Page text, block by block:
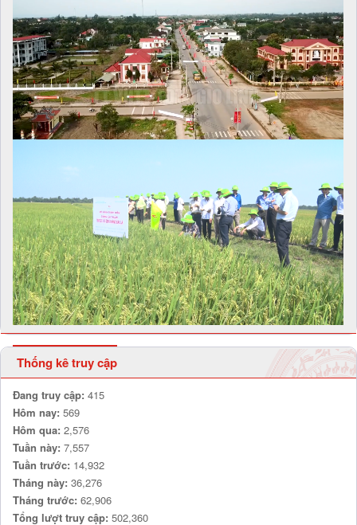
Thống kê truy cập
Đang truy cập: 415
Hôm nay: 569
Hôm qua: 2,576
Tuần này: 7,557
Tuần trước: 14,932
Tháng này: 36,276
Tháng trước: 62,906
Tổng lượt truy cập: 502,360